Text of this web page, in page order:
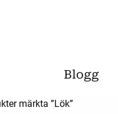
Blogg
märkta ”Lök”